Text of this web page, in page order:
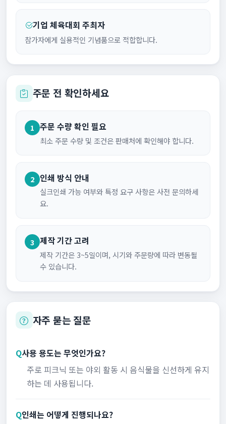
기업 체육대회 주최자
참가자에게 실용적인 기념품으로 적합합니다.
주문 전 확인하세요
1 주문 수량 확인 필요
최소 주문 수량 및 조건은 판매처에 확인해야 합니다.
2 인쇄 방식 안내
실크인쇄 가능 여부와 특정 요구 사항은 사전 문의하세
요.
3 제작 기간 고려
제작 기간은 3~5일이며, 시기와 주문량에 따라 변동될
수 있습니다.
자주 묻는 질문
Q사용 용도는 무엇인가요?
주로 피크닉 또는 야외 활동 시 음식물을 신선하게 유지
하는 데 사용됩니다.
Q인쇄는 어떻게 진행되나요?